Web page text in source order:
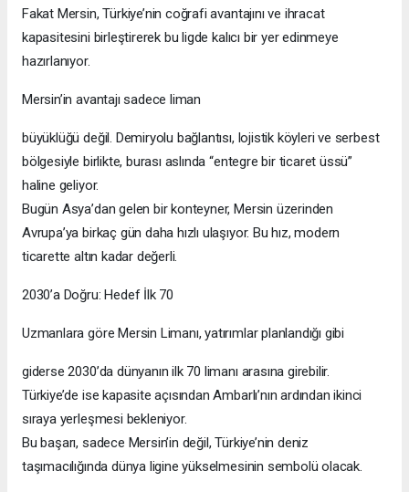
Fakat Mersin, Türkiye’nin coğrafi avantajını ve ihracat
kapasitesini birleştirerek bu ligde kalıcı bir yer edinmeye
hazırlanıyor.
Mersin’in avantajı sadece liman
büyüklüğü değil. Demiryolu bağlantısı, lojistik köyleri ve serbest
bölgesiyle birlikte, burası aslında “entegre bir ticaret üssü”
haline geliyor.
Bugün Asya’dan gelen bir konteyner, Mersin üzerinden
Avrupa’ya birkaç gün daha hızlı ulaşıyor. Bu hız, modern
ticarette altın kadar değerli.
2030’a Doğru: Hedef İlk 70
Uzmanlara göre Mersin Limanı, yatırımlar planlandığı gibi
giderse 2030’da dünyanın ilk 70 limanı arasına girebilir.
Türkiye’de ise kapasite açısından Ambarlı’nın ardından ikinci
sıraya yerleşmesi bekleniyor.
Bu başarı, sadece Mersin’in değil, Türkiye’nin deniz
taşımacılığında dünya ligine yükselmesinin sembolü olacak.